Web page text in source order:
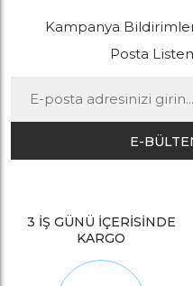
Kampanya
Posta
E-
3 İŞ GÜNÜ İÇERİSİNDE
KARGO